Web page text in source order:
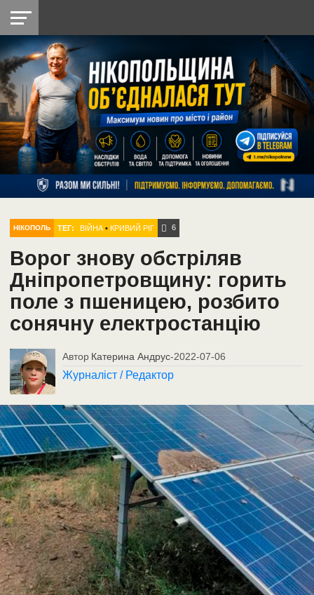
НІКОПОЛЬ
РАЙОН
СІЧЕСЛАВСЬКА
УКРАЇНА
РЕТРО
НІКОПОЛЬ
ЛАЙТ
УКРАЇНА
ДОПОМОГА
РАДІО
НІКОПОЛЬ ТЕГ: ВІЙНА •КРИВИЙ РІГ 6
Ворог знову обстріляв
Дніпропетровщину: горить
поле з пшеницею, розбито
сонячну електростанцію
Автор Катерина Андрус-2022-07-06
Журналіст / Редактор